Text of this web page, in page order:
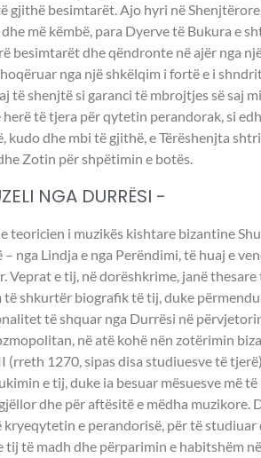
gjithë besimtarët. Ajo hyri në
më këmbë, para Dyerve të Bukura e
besimtarët dhe qëndronte në ajër nga
nga një shkëlqim i fortë e i
të shenjtë si garanci të mbrojtjes së saj
të tjera për qytetin perandorak, si
kudo dhe mbi të gjithë, e Tërëshenjta
Zotin për shpëtimin e botës.
NGA DURRËSI -
teoricien i muzikës kishtare bizantine
nga Lindja e nga Perëndimi, të huaj e
e tij, në dorëshkrime, janë thesare
shkurtër biografik të tij, duke
të shquar nga Durrësi në
në atë kohë nën zotërimin
(rreth 1270, sipas disa studiuesve të
e tij, duke ia besuar mësuesve më
dhe për aftësitë e mëdha muzikore.
e perandorisë, për të
të madh dhe përparimin e habitshëm